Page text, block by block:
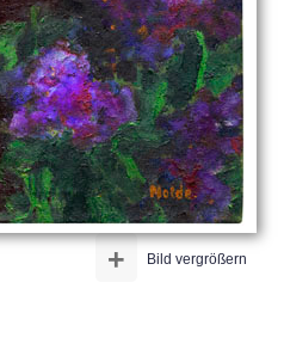
Bild vergrößern
+